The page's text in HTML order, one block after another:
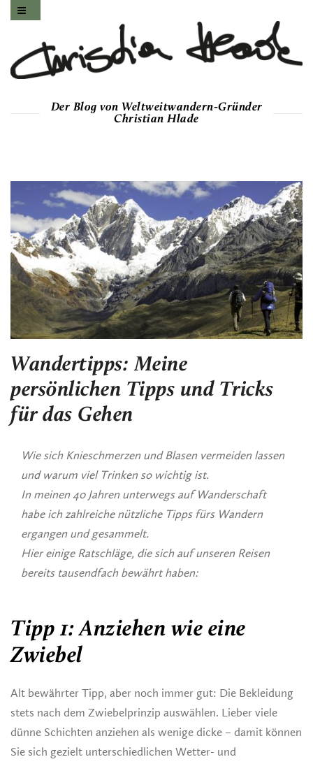
Der Blog von Weltweitwandern-Gründer
Christian Hlade
Wandertipps: Meine
persönlichen Tipps und Tricks
für das Gehen
Wie sich Knieschmerzen und Blasen vermeiden lassen
und warum viel Trinken so wichtig ist.
In meinen 40 Jahren unterwegs auf Wanderschaft
habe ich zahlreiche nützliche Tipps fürs Wandern
ergangen und gesammelt.
Hier einige Ratschläge, die sich auf unseren Reisen
bereits tausendfach bewährt haben:
Tipp 1: Anziehen wie eine
Zwiebel
Alt bewährter Tipp, aber noch immer gut: Die Bekleidung
stets nach dem Zwiebelprinzip auswählen. Lieber viele
dünne Schichten anziehen als wenige dicke – damit können
Sie sich gezielt unterschiedlichen Wetter- und